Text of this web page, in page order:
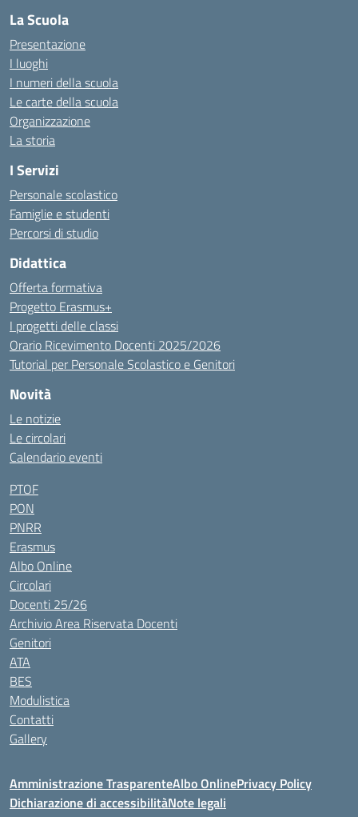
La Scuola
Presentazione
I luoghi
I numeri della scuola
Le carte della scuola
Organizzazione
La storia
I Servizi
Personale scolastico
Famiglie e studenti
Percorsi di studio
Didattica
Offerta formativa
Progetto Erasmus+
I progetti delle classi
Orario Ricevimento Docenti 2025/2026
Tutorial per Personale Scolastico e Genitori
Novità
Le notizie
Le circolari
Calendario eventi
PTOF
PON
PNRR
Erasmus
Albo Online
Circolari
Docenti 25/26
Archivio Area Riservata Docenti
Genitori
ATA
BES
Modulistica
Contatti
Gallery
Amministrazione TrasparenteAlbo OnlinePrivacy Policy
Dichiarazione di accessibilitàNote legali